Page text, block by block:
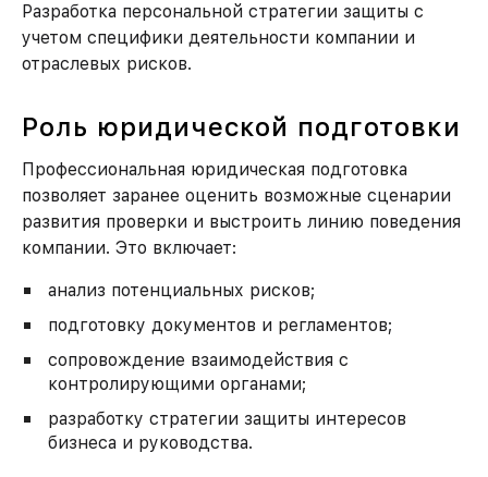
Разработка персональной стратегии защиты с
учетом специфики деятельности компании и
отраслевых рисков.
Роль юридической подготовки
Профессиональная юридическая подготовка
позволяет заранее оценить возможные сценарии
развития проверки и выстроить линию поведения
компании. Это включает:
анализ потенциальных рисков;
подготовку документов и регламентов;
сопровождение взаимодействия с
контролирующими органами;
разработку стратегии защиты интересов
бизнеса и руководства.